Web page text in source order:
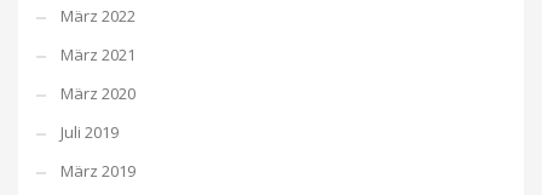
März 2022
März 2021
März 2020
Juli 2019
März 2019